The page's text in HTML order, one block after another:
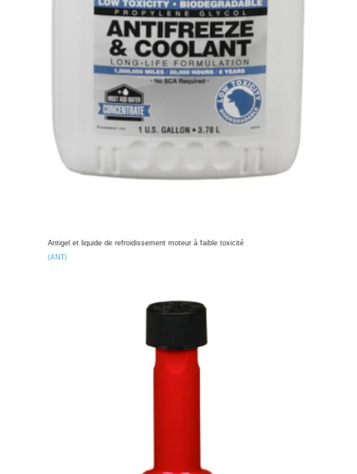
Antigel et liquide de refroidissement moteur à faible toxicité
(ANT)